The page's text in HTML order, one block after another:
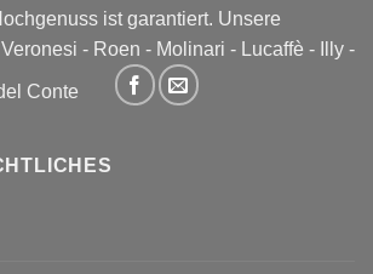
ist garantiert. Unsere
Veronesi - Roen - Molinari - Lucaffè - Illy -
Conte